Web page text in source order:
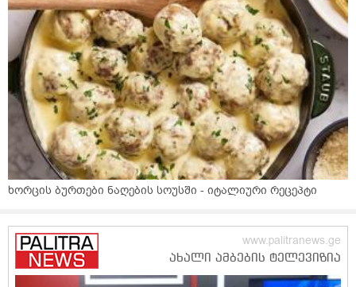
ხორცის ბურთები ნაღების სოუსში - იტალიური რეცეპტი